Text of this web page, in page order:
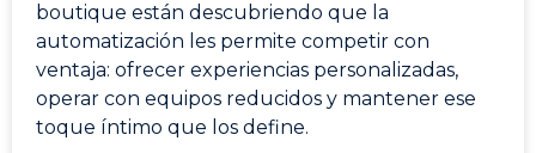
boutique están descubriendo que la
automatización les permite competir con
ventaja: ofrecer experiencias personalizadas,
operar con equipos reducidos y mantener ese
toque íntimo que los define.